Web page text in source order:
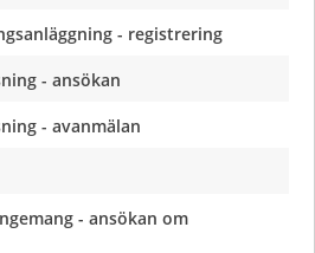
- registrering
- ansökan
- avanmälan
- ansökan om